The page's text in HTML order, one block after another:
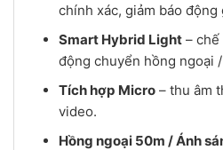
chính xác, giảm báo động
Smart Hybrid Light– chế
động chuyển hồng ngoại
Tích hợp Micro– thu âm
video.
Hồng ngoại 50m / Ánh